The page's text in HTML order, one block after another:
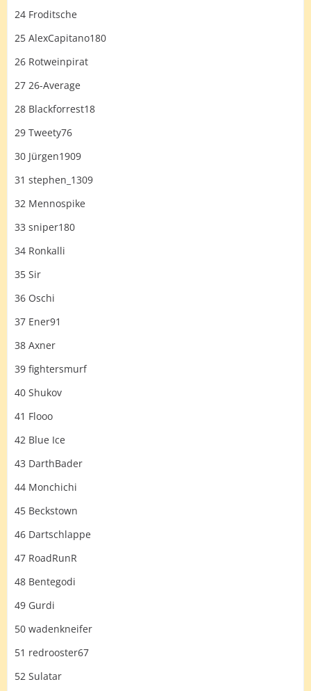
24 Froditsche
25 AlexCapitano180
26 Rotweinpirat
27 26-Average
28 Blackforrest18
29 Tweety76
30 Jürgen1909
31 stephen_1309
32 Mennospike
33 sniper180
34 Ronkalli
35 Sir
36 Oschi
37 Ener91
38 Axner
39 fightersmurf
40 Shukov
41 Flooo
42 Blue Ice
43 DarthBader
44 Monchichi
45 Beckstown
46 Dartschlappe
47 RoadRunR
48 Bentegodi
49 Gurdi
50 wadenkneifer
51 redrooster67
52 Sulatar